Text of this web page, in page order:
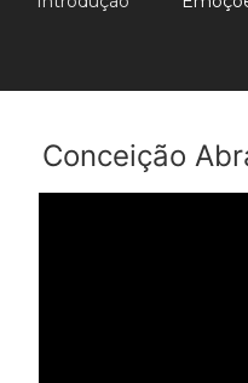
Conceição